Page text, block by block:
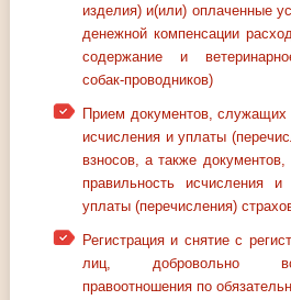
изделия) и(или) оплаченные
денежной компенсации
содержание и
собак-проводников)
Прием документов,
исчисления и уплаты
взносов, а также
правильность исчисления и
уплаты (перечисления)
Регистрация и снятие с
лиц, добровольно
правоотношения по